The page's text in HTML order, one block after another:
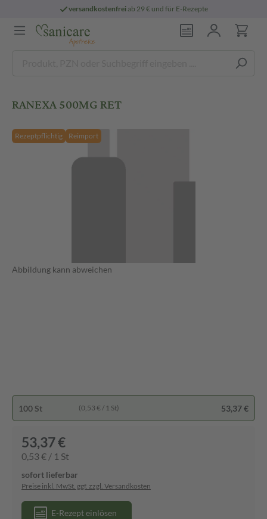
versandkostenfreiab 29 € und für E-Rezepte
RANEXA 500MG RET
Rezeptpflichtig Reimport
Abbildung kann abweichen
100 St (0,53 € / 1 St) 53,37 €
53,37 €
0,53 € / 1 St
sofort lieferbar
Preise inkl. MwSt. ggf. zzgl. Versandkosten
E-Rezept einlösen